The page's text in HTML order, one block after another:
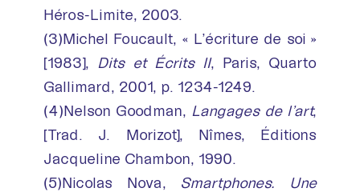
Héros-Limite, 2003.
(3)Michel Foucault, « L’écriture de soi »
[1983], Dits et Écrits II, Paris, Quarto
Gallimard, 2001, p. 1234-1249.
(4)Nelson Goodman, Langages de l’art,
[Trad. J. Morizot], Nîmes, Éditions
Jacqueline Chambon, 1990.
(5)Nicolas Nova, Smartphones. Une